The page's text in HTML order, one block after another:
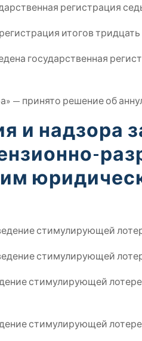
регистрация
итогов
государственная
— принято решение об
и надзора
стимулирующей
стимулирующей
стимулирующей
стимулирующей